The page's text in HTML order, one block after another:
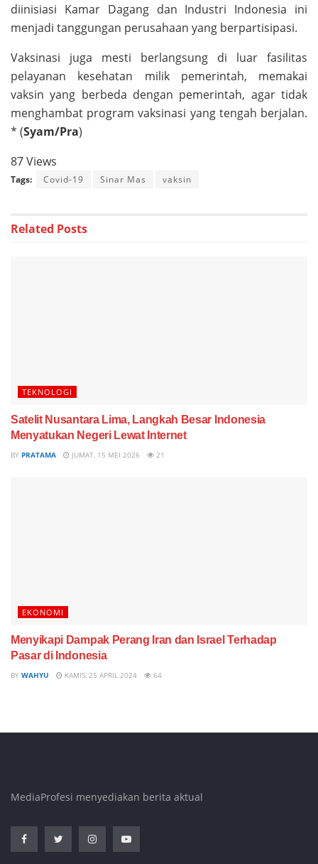
diinisiasi Kamar Dagang dan Industri Indonesia ini
menjadi tanggungan perusahaan yang berpartisipasi.
Vaksinasi juga mesti berlangsung di luar fasilitas
pelayanan kesehatan milik pemerintah, memakai
vaksin yang berbeda dengan pemerintah, agar tidak
menghambat program vaksinasi yang tengah berjalan.
* (Syam/Pra)
87 Views
Tags: Covid-19 Sinar Mas vaksin
Related Posts
TEKNOLOGI
Satelit Nusantara Lima, Langkah Besar Indonesia
Menyatukan Negeri Lewat Internet
BY PRATAMA JUMAT, 15 MEI 2026 21
EKONOMI
Menyikapi Dampak Perang Iran dan Israel Terhadap
Pasar di Indonesia
BY WAHYU KAMIS, 25 APRIL 2024 64
MediaProfesi menyediakan berita aktual